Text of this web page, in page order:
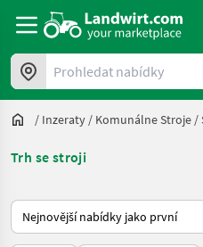
Prohledat nabídky
/ Inzeraty / Komunálne Stroje /
Trh se stroji
Takto se řadí nabídky na